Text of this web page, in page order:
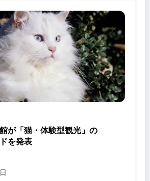
が「猫・体験型観光」の
を発表